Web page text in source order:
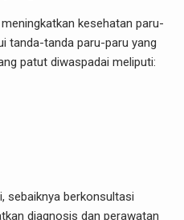
kesehatan paru-
tanda-tanda paru-paru yang
patut diwaspadai meliputi:
sebaiknya berkonsultasi
diagnosis dan perawatan